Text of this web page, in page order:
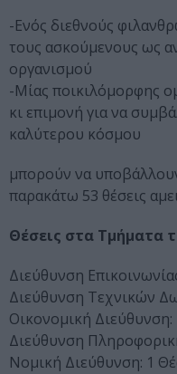
-Ενός διεθνούς
τους ασκούμενους ως
οργανισμού
-Μίας ποικιλόμορφης
κι επιμονή για να
καλύτερου κόσμου
μπορούν να
παρακάτω 53 θέσεις
Θέσεις στα Τμήματα
Διεύθυνση
Διεύθυνση Τεχνικών
Οικονομική
Διεύθυνση
Νομική Διεύθυνση: 1